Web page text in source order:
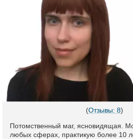
(Отзывы: 8)
Потомственный маг, ясновидящая.
любых сферах, практикую более 10